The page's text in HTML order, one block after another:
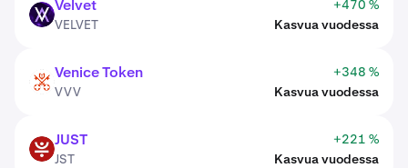
VELVETVelvet
VELVET Kasvua vuodessa
+470 %
VVV Venice Token
VVV Kasvua vuodessa
+348 %
JST JUST
JST Kasvua vuodessa
+221 %